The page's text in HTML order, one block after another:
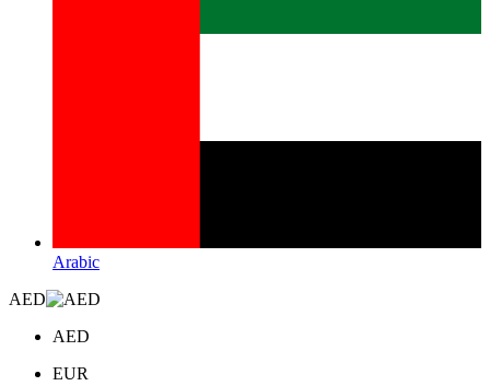
Arabic
AED
AED
EUR